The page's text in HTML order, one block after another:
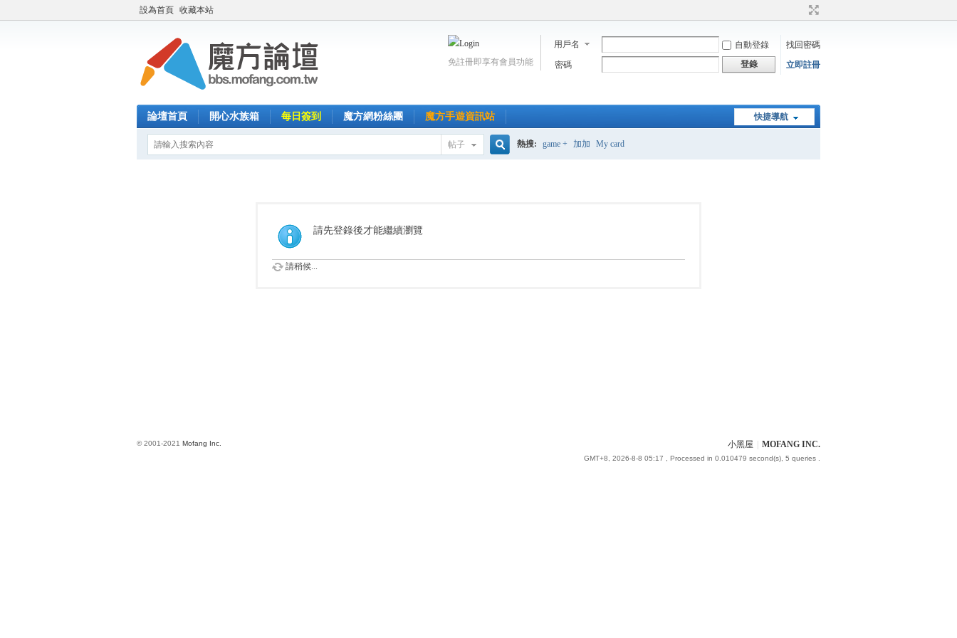
設為首頁 收藏本站
用戶名 自動登錄
找回密碼
密碼
登錄 立即註冊
免註冊即享有會員功能
快捷導航
論壇首頁 開心水族箱 每日簽到 魔方網粉絲團 魔方手遊資訊站
帖子 熱搜: game + 加加 My card
請先登錄後才能繼續瀏覽
請稍候...
小黑屋 MOFANG INC.
GMT+8, 2026-8-8 05:17 , Processed in 0.010479 second(s), 5 queries .
© 2001-2021 Mofang Inc.